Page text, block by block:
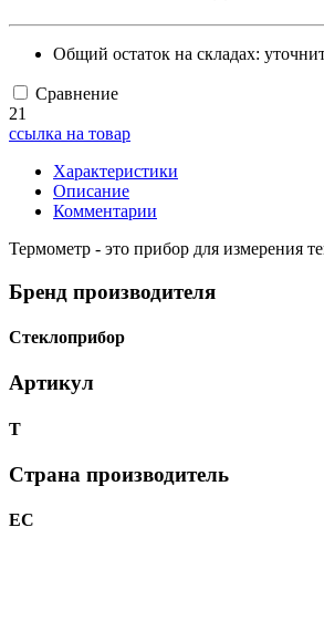
Общий остаток на складах:
Сравнение
21
ссылка на товар
Характеристики
Описание
Комментарии
Термометр - это прибор для измерения
Бренд производителя
Стеклоприбор
Артикул
Т
Страна производитель
ЕС